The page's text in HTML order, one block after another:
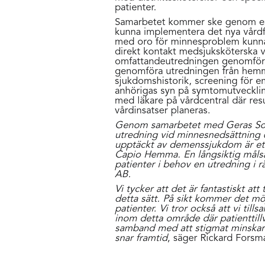
patienter.
Samarbetet kommer ske genom
kunna implementera det nya
med oro för minnesproblem
direkt kontakt medsjuksköterska
omfattandeutredningen
genomföra utredningen från
sjukdomshistorik, screening för
anhörigas syn på
med läkare på vårdcentral där
vårdinsatser planeras.
Genom samarbetet med Geras
utredning vid
upptäckt av demenssjukdom är
Capio Hemma. En långsiktig
patienter i behov en utredning i
AB.
Vi tycker att det är fantastiskt att
detta sätt. På sikt kommer det
patienter. Vi tror också att vi
inom detta område där
samband med att stigmat
snar framtid, säger Rickard